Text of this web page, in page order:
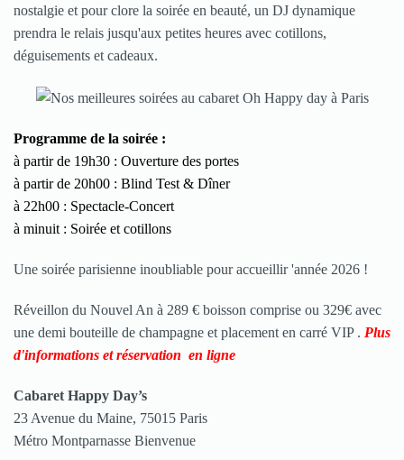
nostalgie et pour clore la soirée en beauté, un DJ dynamique
prendra le relais jusqu'aux petites heures avec cotillons,
déguisements et cadeaux.
Programme de la soirée :
à partir de 19h30 : Ouverture des portes
à partir de 20h00 : Blind Test & Dîner
à 22h00 : Spectacle-Concert
à minuit : Soirée et cotillons
Une soirée parisienne inoubliable pour accueillir 'année 2026 !
Réveillon du Nouvel An à 289 € boisson comprise ou 329€ avec
une demi bouteille de champagne et placement en carré VIP . Plus
d'informations et réservation en ligne
Cabaret Happy Day’s
23 Avenue du Maine, 75015 Paris
Métro Montparnasse Bienvenue